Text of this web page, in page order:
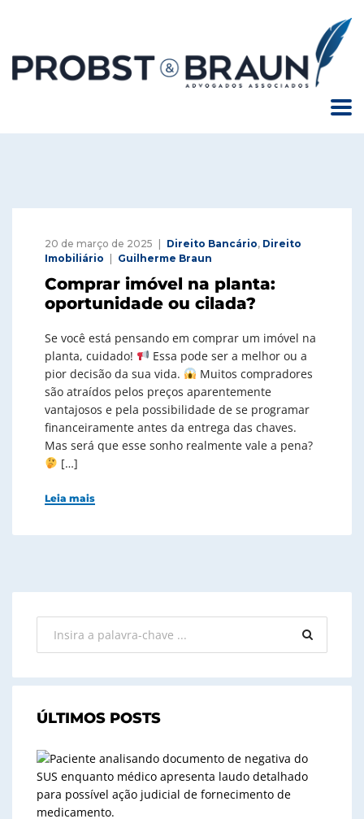
20 de março de 2025 Direito Bancário, Direito
Imobiliário
Guilherme Braun
Comprar imóvel na planta:
oportunidade ou cilada?
Se você está pensando em comprar um imóvel na
planta, cuidado!
Essa pode ser a melhor ou a
pior decisão da sua vida.
Muitos compradores
são atraídos pelos preços aparentemente
vantajosos e pela possibilidade de se programar
financeiramente antes da entrega das chaves.
Mas será que esse sonho realmente vale a pena?
[…]
Leia mais
ÚLTIMOS POSTS